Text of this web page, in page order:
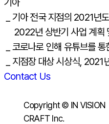
기아
_ 기아 전국 지점의 2021년
2022년 상반기 사업 계획
_ 코로나로 인해 유튜브를
_ 지점장 대상 시상식, 2021
Contact Us
Copyright © IN VISION
CRAFT lnc.